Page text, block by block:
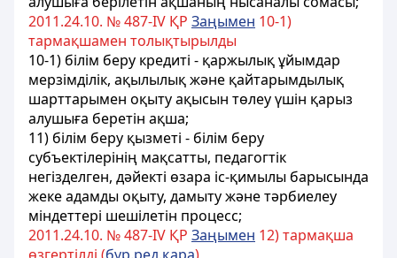
2011.24.10. № 487-ІV ҚР Заңымен 10-1)
тармақшамен толықтырылды
10-1) білім беру кредиті - қаржылық ұйымдар
мерзімділік, ақылылық және қайтарымдылық
шарттарымен оқыту ақысын төлеу үшін қарыз
алушыға беретін ақша;
11) білім беру қызметі - білім беру
субъектілерінің мақсатты, педагогтік
негізделген, дәйекті өзара іс-қимылы барысында
жеке адамды оқыту, дамыту және тәрбиелеу
міндеттері шешілетін процесс;
2011.24.10. № 487-ІV ҚР Заңымен 12) тармақша